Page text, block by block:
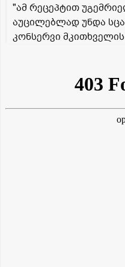
"ამ რეცეპტით
აუცილებლად უნდა
კონსერვი